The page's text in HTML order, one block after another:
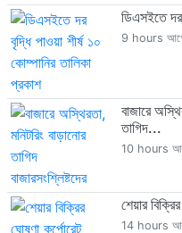
ডিএসইতে দর
9 hours
বাজারে
তাগিদ...
10 hours
শেয়ার
14 hours